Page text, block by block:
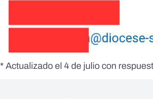
* Actualizado el 4 de julio con